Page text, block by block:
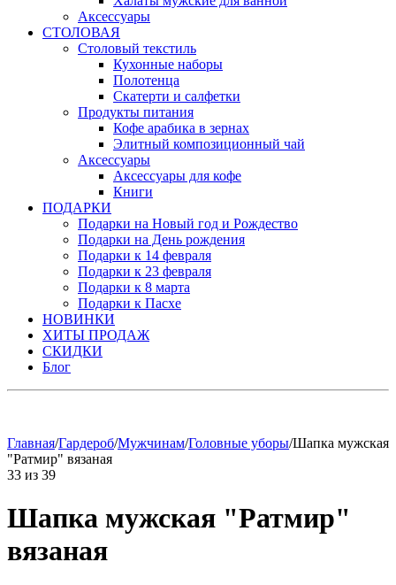
Аксессуары
СТОЛОВАЯ
Столовый текстиль
Кухонные наборы
Полотенца
Скатерти и салфетки
Продукты питания
Кофе арабика в зернах
Элитный композиционный чай
Аксессуары
Аксессуары для кофе
Книги
ПОДАРКИ
Подарки на Новый год и Рождество
Подарки на День рождения
Подарки к 14 февраля
Подарки к 23 февраля
Подарки к 8 марта
Подарки к Пасхе
НОВИНКИ
ХИТЫ ПРОДАЖ
СКИДКИ
Блог
Главная/Гардероб/Мужчинам/Головные уборы/Шапка мужская
"Ратмир" вязаная
33 из 39
Шапка мужская "Ратмир"
вязаная